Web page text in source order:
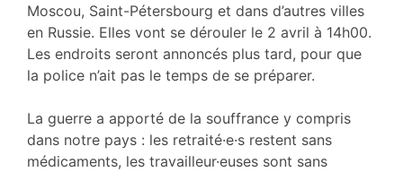
Moscou, Saint-Pétersbourg et dans d’autres villes
en Russie. Elles vont se dérouler le 2 avril à 14h00.
Les endroits seront annoncés plus tard, pour que
la police n’ait pas le temps de se préparer.
La guerre a apporté de la souffrance y compris
dans notre pays : les retraité·e·s restent sans
médicaments, les travailleur·euses sont sans